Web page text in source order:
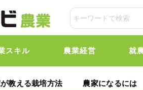
スキル 農業経営 就
教える栽培方法 農家になるには